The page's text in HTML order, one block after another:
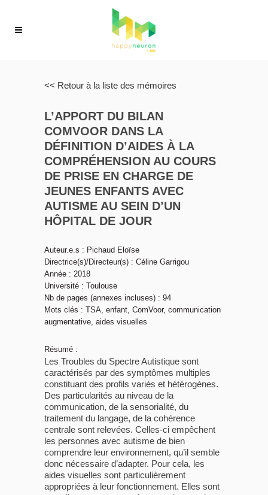
<< Retour à la liste des mémoires
L’APPORT DU BILAN
COMVOOR DANS LA
DÉFINITION D’AIDES À LA
COMPRÉHENSION AU COURS
DE PRISE EN CHARGE DE
JEUNES ENFANTS AVEC
AUTISME AU SEIN D’UN
HÔPITAL DE JOUR
Auteur.e.s : Pichaud Eloïse
Directrice(s)/Directeur(s) : Céline Garrigou
Année : 2018
Université : Toulouse
Nb de pages (annexes incluses) : 94
Mots clés : TSA, enfant, ComVoor, communication
augmentative, aides visuelles
Résumé :
Les Troubles du Spectre Autistique sont
caractérisés par des symptômes multiples
constituant des profils variés et hétérogènes.
Des particularités au niveau de la
communication, de la sensorialité, du
traitement du langage, de la cohérence
centrale sont relevées. Celles-ci empêchent
les personnes avec autisme de bien
comprendre leur environnement, qu’il semble
donc nécessaire d’adapter. Pour cela, les
aides visuelles sont particulièrement
appropriées à leur fonctionnement. Elles sont